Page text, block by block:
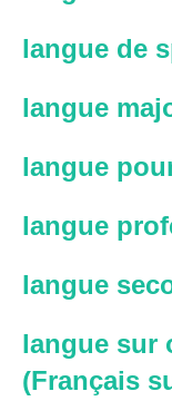
langue de
langue
langue
langue
langue
langue sur
(Français